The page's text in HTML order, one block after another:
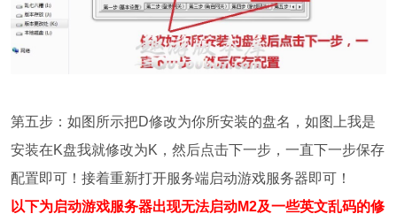
第五步：如图所示把D修改为你所安装的盘名，如图上我是
安装在K盘我就修改为K，然后点击下一步，一直下一步保存
配置即可！接着重新打开服务端启动游戏服务器即可！
以下为启动游戏服务器出现无法启动M2及一些英文乱码的修